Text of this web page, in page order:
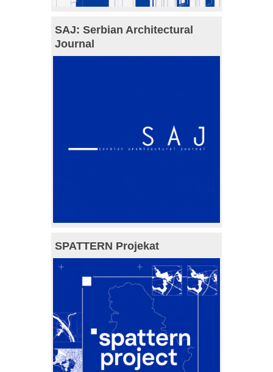
SAJ: Serbian Architectural
Journal
SPATTERN Projekat